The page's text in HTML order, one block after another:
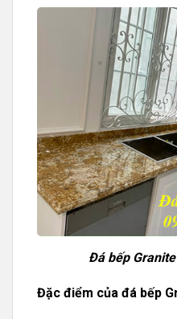
Đá bếp
Đặc điểm của đá bếp